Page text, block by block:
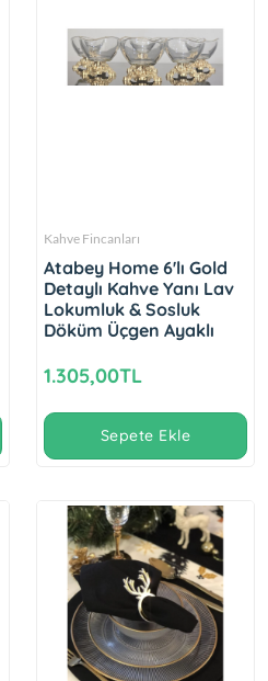
Kahve Fincanları
Atabey Home 6'lı Gold
Detaylı Kahve Yanı Lav
Lokumluk & Sosluk
Döküm Üçgen Ayaklı
1.305,00TL
Sepete Ekle